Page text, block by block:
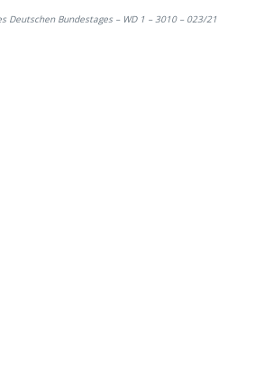
Deutschen Bundestages – WD 1 – 3010 – 023/21